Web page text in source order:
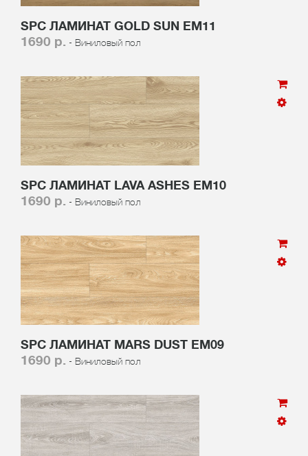
SPC ЛАМИНАТ GOLD SUN EM11
1690 р. - Виниловый пол
SPC ЛАМИНАТ LAVA ASHES EM10
1690 р. - Виниловый пол
SPC ЛАМИНАТ MARS DUST EM09
1690 р. - Виниловый пол